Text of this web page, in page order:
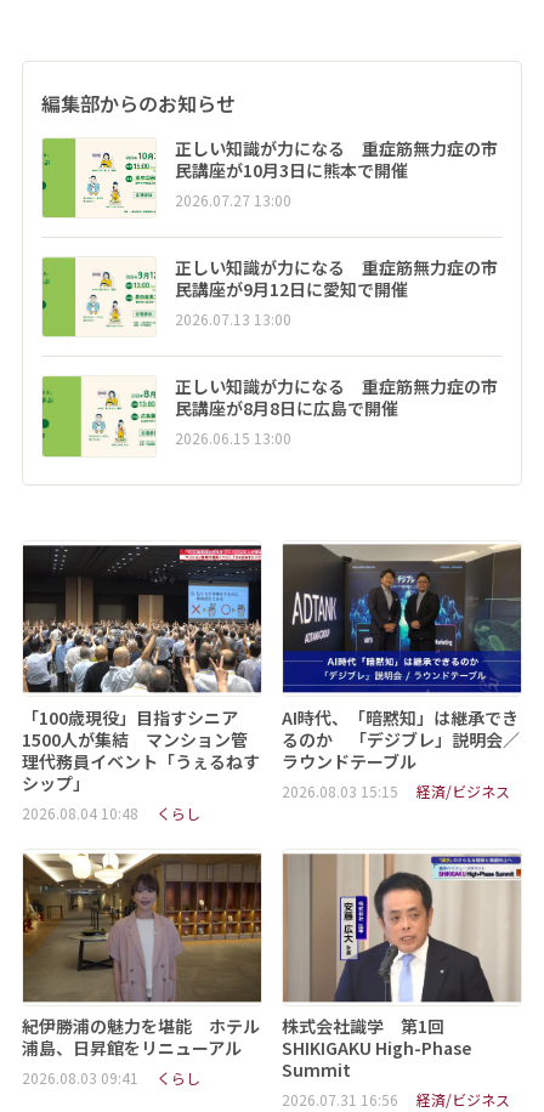
編集部からのお知らせ
正しい知識が力になる 重症筋無力症の市
民講座が10月3日に熊本で開催
2026.07.27 13:00
正しい知識が力になる 重症筋無力症の市
民講座が9月12日に愛知で開催
2026.07.13 13:00
正しい知識が力になる 重症筋無力症の市
民講座が8月8日に広島で開催
2026.06.15 13:00
「100歳現役」目指すシニア
1500人が集結 マンション管
理代務員イベント「うぇるねす
シップ」
2026.08.04 10:48 くらし
AI時代、「暗黙知」は継承でき
るのか 「デジブレ」説明会／
ラウンドテーブル
2026.08.03 15:15 経済/ビジネス
紀伊勝浦の魅力を堪能 ホテル
浦島、日昇館をリニューアル
2026.08.03 09:41 くらし
株式会社識学 第1回
SHIKIGAKU High-Phase
Summit
2026.07.31 16:56 経済/ビジネス